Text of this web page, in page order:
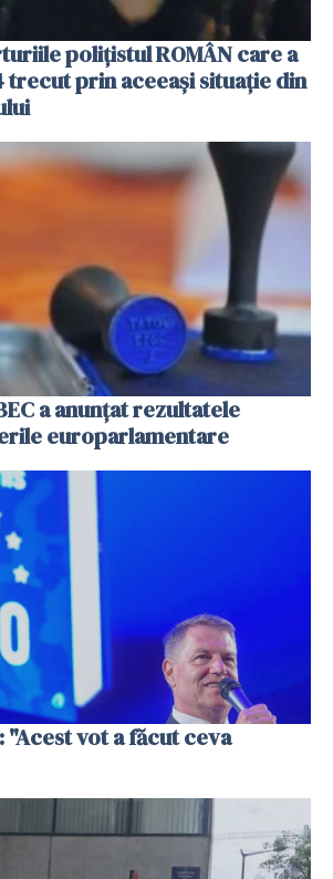
polițistul ROMÂN care a
trecut prin aceeași situație din
a anunţat rezultatele
europarlamentare
"Acest vot a făcut ceva